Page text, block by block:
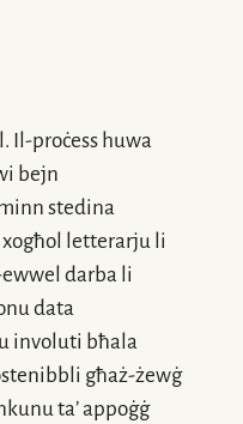
Il-proċess huwa
bejn
stedina
letterarju li
ewwel darba li
data
involuti bħala
għaż-żewġ
ta’ appoġġ